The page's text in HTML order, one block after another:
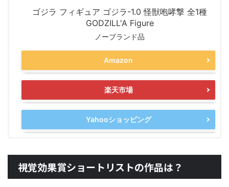
ゴジラ フィギュア ゴジラ-1.0 怪獣咆哮撃 全1種
GODZILL'A Figure
ノーブランド品
Amazon
楽天市場
Yahooショッピング
視覚効果賞ショートリストの作品は？